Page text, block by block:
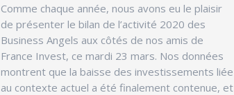
Comme chaque année, nous avons eu le plaisir
de présenter le bilan de l’activité 2020 des
Business Angels aux côtés de nos amis de
France Invest, ce mardi 23 mars. Nos données
montrent que la baisse des investissements liée
au contexte actuel a été finalement contenue, et